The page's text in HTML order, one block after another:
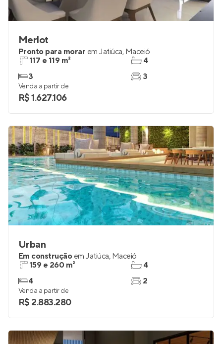
Merlot
Pronto para morar em Jatiúca, Maceió
117 e 119 m²
3
4
3
Venda a partir de
R$ 1.627.106
Urban
Em construção em Jatiúca, Maceió
159 e 260 m²
4
4
2
Venda a partir de
R$ 2.883.280